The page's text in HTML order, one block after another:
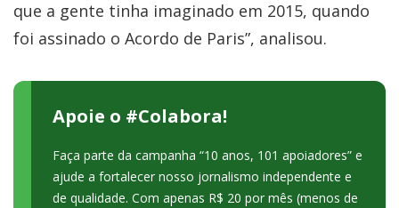
que a gente tinha imaginado em 2015, quando
foi assinado o Acordo de Paris”, analisou.
Apoie o #Colabora!
Faça parte da campanha “10 anos, 101 apoiadores” e
ajude a fortalecer nosso jornalismo independente e
de qualidade. Com apenas R$ 20 por mês (menos de